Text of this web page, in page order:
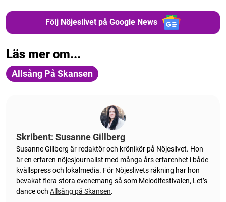
Följ Nöjeslivet på Google News
Läs mer om...
Allsång På Skansen
Skribent: Susanne Gillberg
Susanne Gillberg är redaktör och krönikör på Nöjeslivet. Hon
är en erfaren nöjesjournalist med många års erfarenhet i både
kvällspress och lokalmedia. För Nöjeslivets räkning har hon
bevakat flera stora evenemang så som Melodifestivalen, Let’s
dance och Allsång på Skansen.